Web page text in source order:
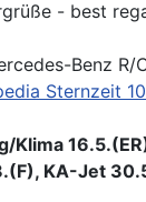
- best
Benz R/
Sternzeit
Klima
KA-Jet